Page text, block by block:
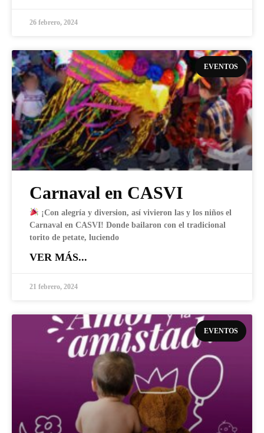
26 febrero, 2024
EVENTOS
Carnaval en CASVI
¡Con alegría y diversion, así vivieron las y los niños el
Carnaval en CASVI! Donde bailaron con el tradicional
torito de petate, luciendo
VER MÁS...
21 febrero, 2024
EVENTOS